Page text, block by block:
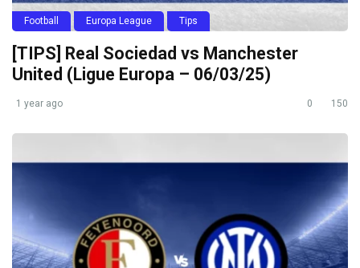
Football Europa League Tips
[TIPS] Real Sociedad vs Manchester
United (Ligue Europa – 06/03/25)
1 year ago 0 150